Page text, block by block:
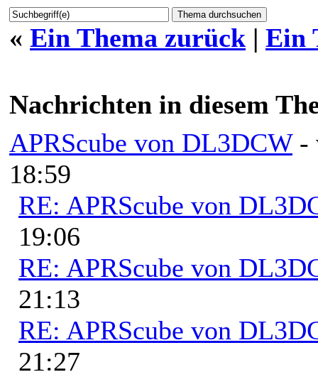
« Ein Thema zurück | Ein
Nachrichten in diesem
APRScube von DL3DCW -
18:59
RE: APRScube von
19:06
RE: APRScube von
21:13
RE: APRScube von
21:27